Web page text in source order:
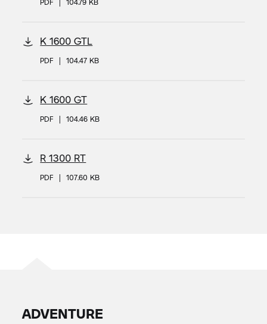
PDF | 104.79 KB
K 1600 GTL
PDF | 104.47 KB
K 1600 GT
PDF | 104.46 KB
R 1300 RT
PDF | 107.60 KB
ADVENTURE